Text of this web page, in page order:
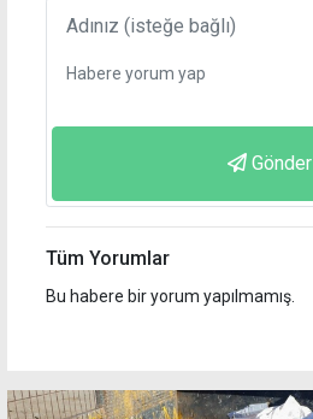
Gönder
Tüm Yorumlar
Bu habere bir yorum yapılmamış.